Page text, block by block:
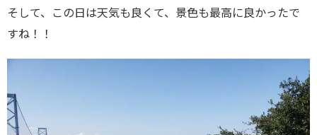
そして、この日は天気も良くて、景色も最高に良かったで
すね！！